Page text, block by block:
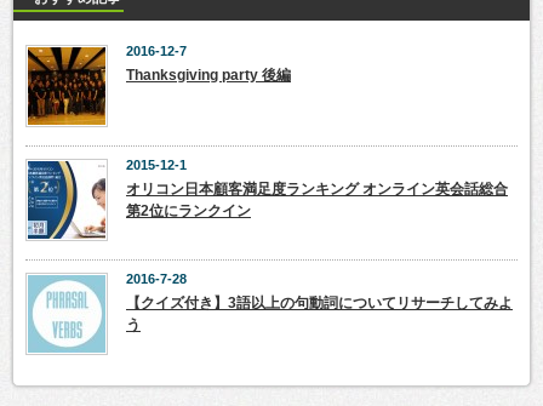
2016-12-7
Thanksgiving party 後編
2015-12-1
オリコン日本顧客満足度ランキング オンライン英会話総合
第2位にランクイン
2016-7-28
【クイズ付き】3語以上の句動詞についてリサーチしてみよ
う